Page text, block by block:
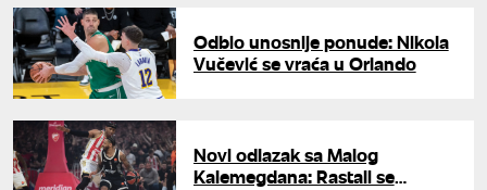
Odbio unosnije ponude: Nikola
Vučević se vraća u Orlando
Novi odlazak sa Malog
Kalemegdana: Rastali se